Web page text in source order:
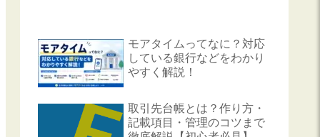
モアタイムってなに？対応
している銀行などをわかり
やすく解説！
取引先台帳とは？作り方・
記載項目・管理のコツまで